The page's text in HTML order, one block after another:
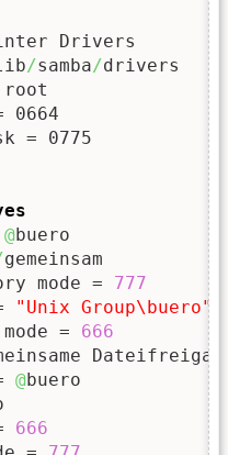
Drivers
/samba/drivers
0664
= 0775
@buero
gemeinsam
mode =
777
"Unix Group\buero"
mode =
666
@buero
666